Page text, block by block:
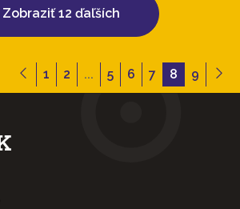
Zobraziť 12 ďaľších
1 2 ... 5 6 7 8 9